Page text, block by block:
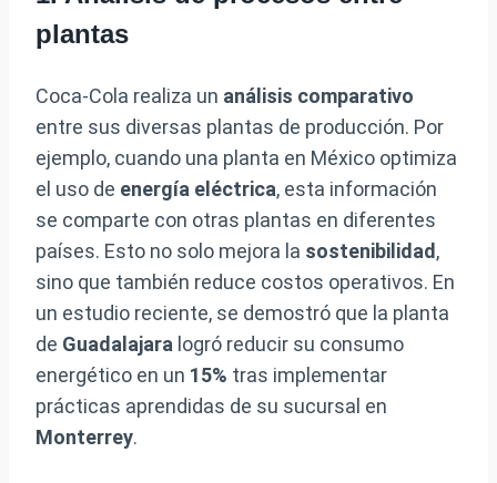
plantas
Coca-Cola realiza un análisis comparativo
entre sus diversas plantas de producción. Por
ejemplo, cuando una planta en México optimiza
el uso de energía eléctrica, esta información
se comparte con otras plantas en diferentes
países. Esto no solo mejora la sostenibilidad,
sino que también reduce costos operativos. En
un estudio reciente, se demostró que la planta
de Guadalajara logró reducir su consumo
energético en un 15% tras implementar
prácticas aprendidas de su sucursal en
Monterrey.